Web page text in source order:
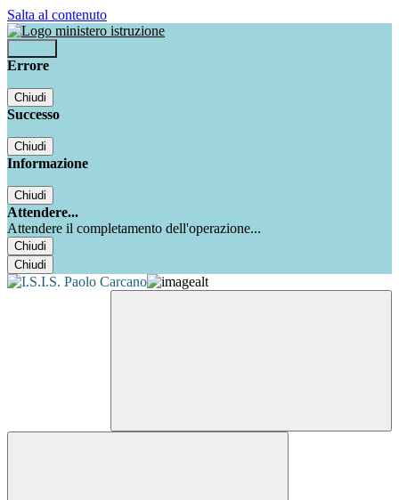
Salta al contenuto
Errore
Chiudi
Successo
Chiudi
Informazione
Chiudi
Attendere...
Attendere il completamento dell'operazione...
Chiudi
Chiudi